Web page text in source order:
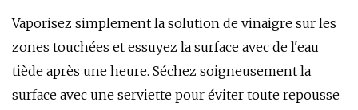
Vaporisez simplement la solution de vinaigre sur les
zones touchées et essuyez la surface avec de l'eau
tiède après une heure. Séchez soigneusement la
surface avec une serviette pour éviter toute repousse